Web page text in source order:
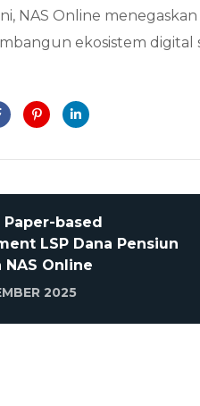
NAS Online
ekosistem digital
Paper-based
LSP Dana Pensiun
Online
2025